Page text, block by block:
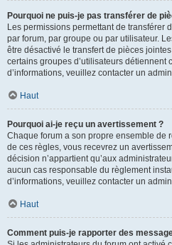
Pourquoi ne puis-je pas transférer de
Les permissions permettant de transférer
par forum, par groupe ou par utilisateur.
être désactivé le transfert de pièces
certains groupes d’utilisateurs détiennent
d’informations, veuillez contacter un
Haut
Pourquoi ai-je reçu un avertissement ?
Chaque forum a son propre ensemble de
de ces règles, vous recevrez un
décision n’appartient qu’aux
aucun cas responsable du règlement
d’informations, veuillez contacter un
Haut
Comment puis-je rapporter des